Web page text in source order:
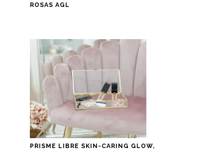
ROSAS AGL
PRISME LIBRE SKIN-CARING GLOW,